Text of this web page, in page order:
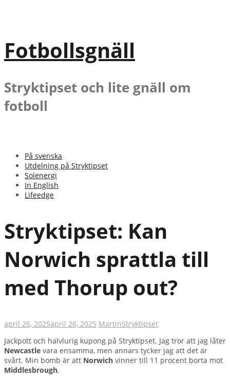
Fotbollsgnäll
Stryktipset och lite gnäll om
fotboll
På svenska
Utdelning på Stryktipset
Solenergi
In English
Lifeedge
Stryktipset: Kan
Norwich sprattla till
med Thorup out?
april 26, 2025april 26, 2025 MartinStryktipset
Jackpott och halvlurig kupong på Stryktipset. Jag tror att jag låter
Newcastle vara ensamma, men annars tycker jag att det är
svårt. Min bomb är att Norwich vinner till 11 procent borta mot
Middlesbrough.